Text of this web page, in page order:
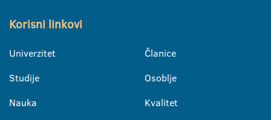
Korisni linkovi
Univerzitet
Studije
Nauka
Članice
Osoblje
Kvalitet